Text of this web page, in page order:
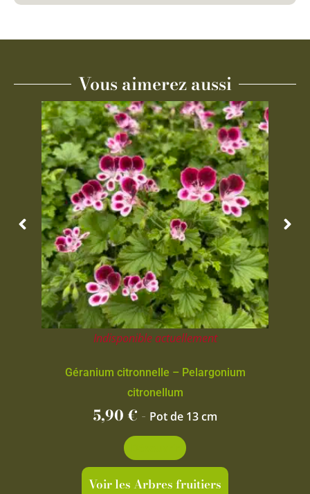
Vous aimerez aussi
Indisponible actuellement
Géranium citronnelle – Pelargonium
citronellum
5,90€ - Pot de 13 cm
Voir les Arbres fruitiers